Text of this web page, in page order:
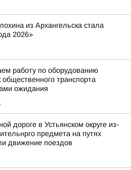
из Архангельска стала
2026»
работу по оборудованию
общественного транспорта
ожидания
дороге в Устьянском округе из-
предмета на путях
движение поездов